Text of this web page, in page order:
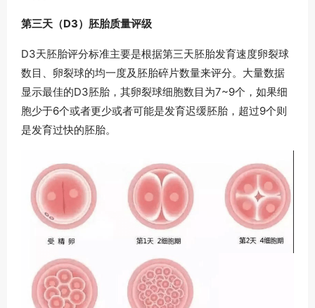
第三天（D3）胚胎质量评级
D3天胚胎评分标准主要是根据第三天胚胎发育速度卵裂球
数目、卵裂球的均一度及胚胎碎片数量来评分。大量数据
显示最佳的D3胚胎，其卵裂球细胞数目为7~9个，如果细
胞少于6个或者更少或者可能是发育迟缓胚胎，超过9个则
是发育过快的胚胎。